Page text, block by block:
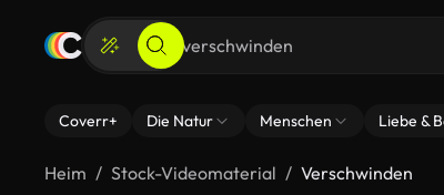
Coverr+ Die Natur Menschen Liebe &
Heim Stock-Videomaterial Verschwinden